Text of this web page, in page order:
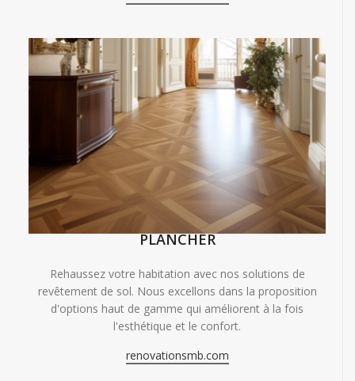
PLANCHER
Rehaussez votre habitation avec nos solutions de
revêtement de sol. Nous excellons dans la proposition
d'options haut de gamme qui améliorent à la fois
l'esthétique et le confort.
renovationsmb.com